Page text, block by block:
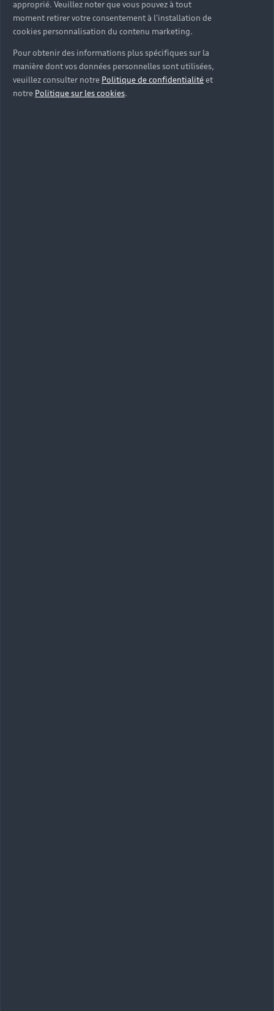
approprié. Veuillez noter que vous pouvez à tout
moment retirer votre consentement à l'installation de
cookies personnalisation du contenu marketing.
Pour obtenir des informations plus spécifiques sur la
manière dont vos données personnelles sont utilisées,
veuillez consulter notre Politique de confidentialitéet
notre Politique sur les cookies.